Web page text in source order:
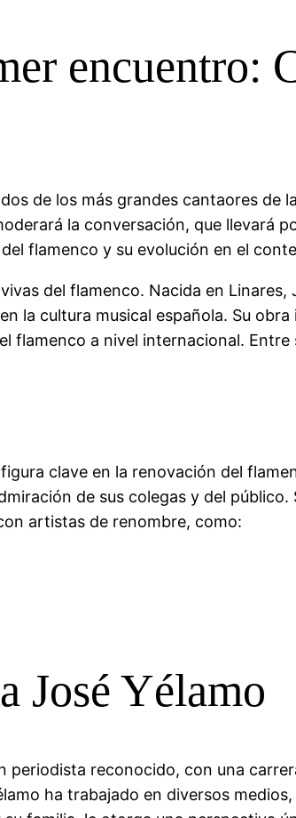
encuentro:
de los más grandes cantaores de
la conversación, que llevará
flamenco y su evolución en el
del flamenco. Nacida en
la cultura musical española. Su
flamenco a nivel internacional. Entre
clave en la renovación del
de sus colegas y del
artistas de renombre, como:
José Yélamo
periodista reconocido, con una
ha trabajado en diversos